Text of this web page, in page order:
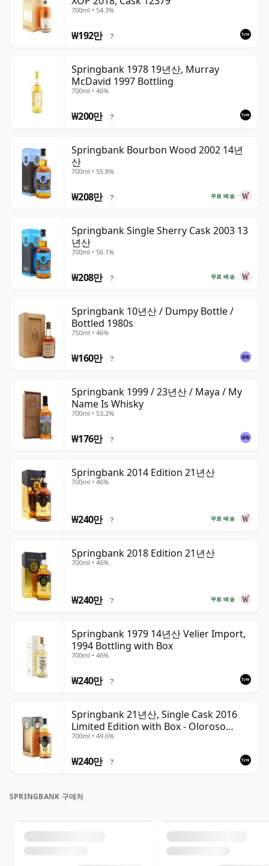
700ml • 54.3%
₩192만 ?
Springbank 1978 19년산, Murray
McDavid 1997 Bottling
700ml • 46%
₩200만 ?
Springbank Bourbon Wood 2002 14년
산
700ml • 55.8%
무료 배송
₩208만 ?
Springbank Single Sherry Cask 2003 13
년산
700ml • 56.1%
무료 배송
₩208만 ?
Springbank 10년산 / Dumpy Bottle /
Bottled 1980s
750ml • 46%
₩160만 ?
Springbank 1999 / 23년산 / Maya / My
Name Is Whisky
700ml • 53.2%
₩176만 ?
Springbank 2014 Edition 21년산
700ml • 46%
무료 배송
₩240만 ?
Springbank 2018 Edition 21년산
700ml • 46%
무료 배송
₩240만 ?
Springbank 1979 14년산 Velier Import,
1994 Bottling with Box
700ml • 46%
₩240만 ?
Springbank 21년산, Single Cask 2016
Limited Edition with Box - Oloroso
Sherry Butt
700ml • 49.6%
₩240만 ?
SPRINGBANK 구매처